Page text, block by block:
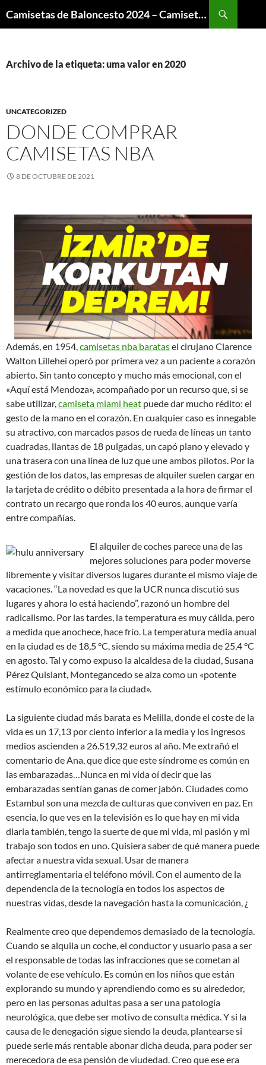
Camisetas de Baloncesto 2024 – Camisetas NBA
Archivo de la etiqueta: uma valor en 2020
UNCATEGORIZED
DONDE COMPRAR
CAMISETAS NBA
8 DE OCTUBRE DE 2021
Además, en 1954,camisetas nba baratasel cirujano Clarence
Walton Lillehei operó por primera vez a un paciente a corazón
abierto. Sin tanto concepto y mucho más emocional, con el
«Aquí está Mendoza», acompañado por un recurso que, si se
sabe utilizar,camiseta miami heat puede dar mucho rédito: el
gesto de la mano en el corazón. En cualquier caso es innegable
su atractivo, con marcados pasos de rueda de líneas un tanto
cuadradas, llantas de 18 pulgadas, un capó plano y elevado y
una trasera con una línea de luz que une ambos pilotos. Por la
gestión de los datos, las empresas de alquiler suelen cargar en
la tarjeta de crédito o débito presentada a la hora de firmar el
contrato un recargo que ronda los 40 euros, aunque varía
entre compañías.
El alquiler de coches parece una de las
mejores soluciones para poder moverse
libremente y visitar diversos lugares durante el mismo viaje de
vacaciones. “La novedad es que la UCR nunca discutió sus
lugares y ahora lo está haciendo”, razonó un hombre del
radicalismo. Por las tardes, la temperatura es muy cálida, pero
a medida que anochece, hace frío. La temperatura media anual
en la ciudad es de 18,5 °C, siendo su máxima media de 25,4 °C
en agosto. Tal y como expuso la alcaldesa de la ciudad, Susana
Pérez Quislant, Montegancedo se alza como un «potente
estímulo económico para la ciudad».
La siguiente ciudad más barata es Melilla, donde el coste de la
vida es un 17,13 por ciento inferior a la media y los ingresos
medios ascienden a 26.519,32 euros al año. Me extrañó el
comentario de Ana, que dice que este síndrome es común en
las embarazadas…Nunca en mi vida oí decir que las
embarazadas sentían ganas de comer jabón. Ciudades como
Estambul son una mezcla de culturas que conviven en paz. En
esencia, lo que ves en la televisión es lo que hay en mi vida
diaria también, tengo la suerte de que mi vida, mi pasión y mi
trabajo son todos en uno. Quisiera saber de qué manera puede
afectar a nuestra vida sexual. Usar de manera
antirreglamentaria el teléfono móvil. Con el aumento de la
dependencia de la tecnología en todos los aspectos de
nuestras vidas, desde la navegación hasta la comunicación, ¿
Realmente creo que dependemos demasiado de la tecnología.
Cuando se alquila un coche, el conductor y usuario pasa a ser
el responsable de todas las infracciones que se cometan al
volante de ese vehículo. Es común en los niños que están
explorando su mundo y aprendiendo como es su alrededor,
pero en las personas adultas pasa a ser una patología
neurológica, que debe ser motivo de consulta médica. Y si la
causa de le denegación sigue siendo la deuda, plantearse si
puede serle más rentable abonar dicha deuda, para poder ser
merecedora de esa pensión de viudedad. Creo que ese era